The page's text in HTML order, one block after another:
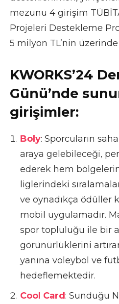
mezunu 4 girişim
Projeleri Destekleme
5 milyon TL’nin
KWORKS’24
Günü’nde
girişimler:
Boly: Sporcuların
araya gelebileceği,
ederek hem
liglerindeki
ve oynadıkça ödüller
mobil uygulamadır.
spor topluluğu ile bir
görünürlüklerini
yanına voleybol ve
hedeflemektedir.
Cool Card: Sunduğu